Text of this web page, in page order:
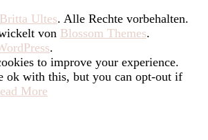
Britta Ultes. Alle Rechte vorbehalten.
von Blossom Themes.
.
to improve your experience.
ok with this, but you can opt-out if
More